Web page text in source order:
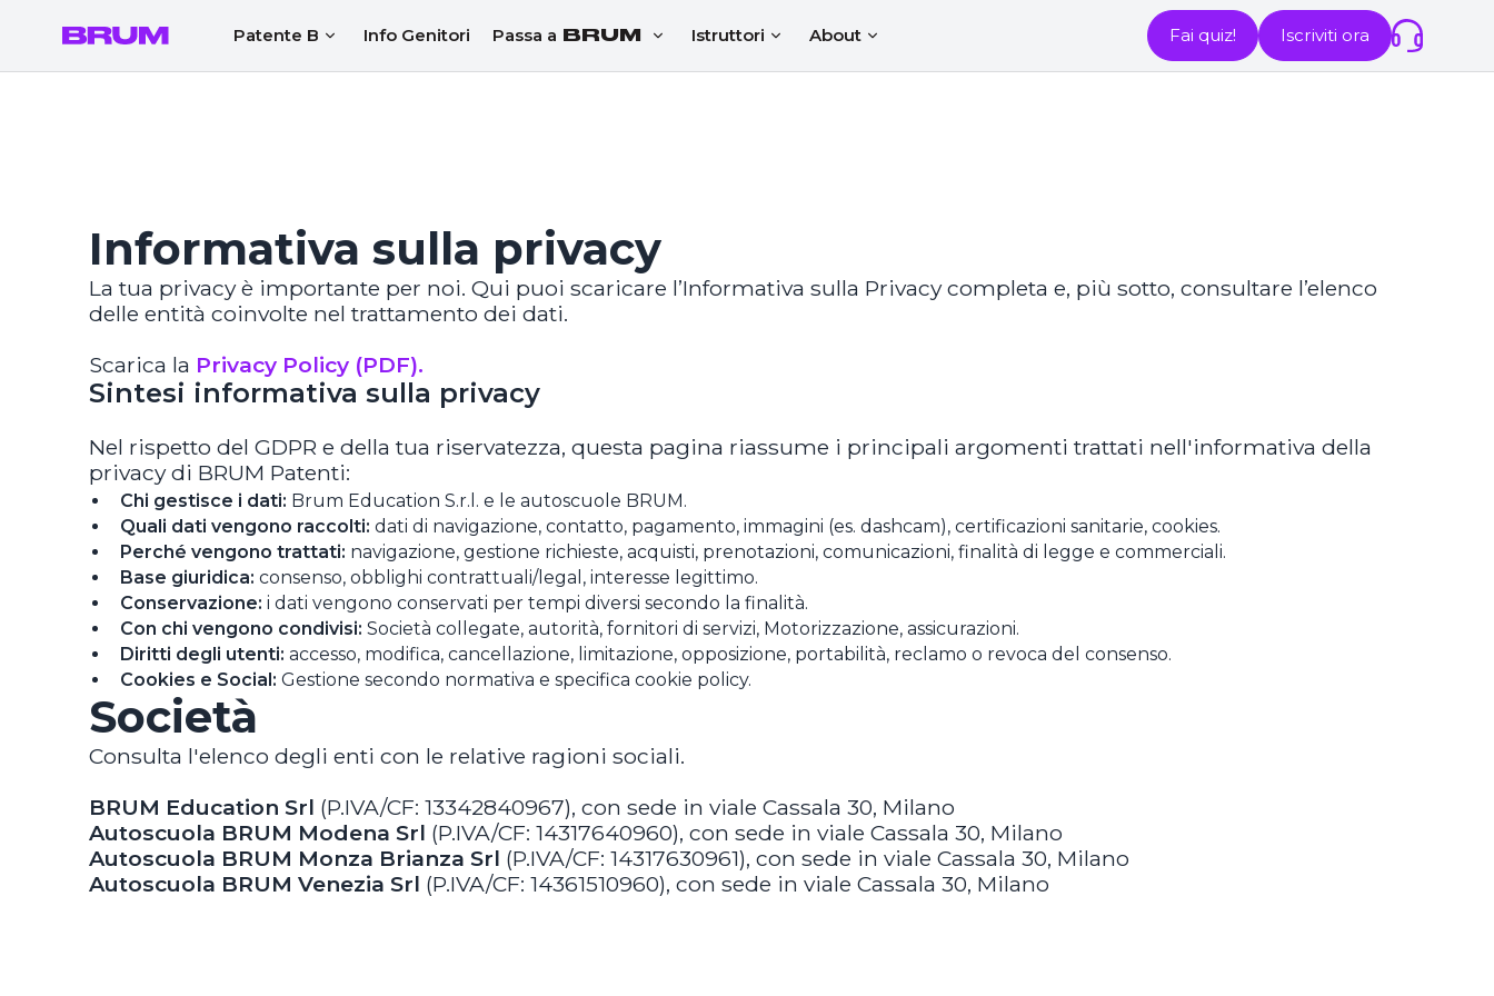
Patente B Info Genitori Passa a BRUM Istruttori About Fai quiz! Iscriviti ora
Informativa sulla privacy
La tua privacy è importante per noi. Qui puoi scaricare l’Informativa sulla Privacy completa e, più sotto, consultare l’elenco
delle entità coinvolte nel trattamento dei dati.
Scarica la Privacy Policy (PDF).
Sintesi informativa sulla privacy
Nel rispetto del GDPR e della tua riservatezza, questa pagina riassume i principali argomenti trattati nell'informativa della
privacy di BRUM Patenti:
Chi gestisce i dati: Brum Education S.r.l. e le autoscuole BRUM.
Quali dati vengono raccolti: dati di navigazione, contatto, pagamento, immagini (es. dashcam), certificazioni sanitarie, cookies.
Perché vengono trattati: navigazione, gestione richieste, acquisti, prenotazioni, comunicazioni, finalità di legge e commerciali.
Base giuridica: consenso, obblighi contrattuali/legal, interesse legittimo.
Conservazione: i dati vengono conservati per tempi diversi secondo la finalità.
Con chi vengono condivisi: Società collegate, autorità, fornitori di servizi, Motorizzazione, assicurazioni.
Diritti degli utenti: accesso, modifica, cancellazione, limitazione, opposizione, portabilità, reclamo o revoca del consenso.
Cookies e Social: Gestione secondo normativa e specifica cookie policy.
Società
Consulta l'elenco degli enti con le relative ragioni sociali.
BRUM Education Srl (P.IVA/CF: 13342840967), con sede in viale Cassala 30, Milano
Autoscuola BRUM Modena Srl (P.IVA/CF: 14317640960), con sede in viale Cassala 30, Milano
Autoscuola BRUM Monza Brianza Srl (P.IVA/CF: 14317630961), con sede in viale Cassala 30, Milano
Autoscuola BRUM Venezia Srl (P.IVA/CF: 14361510960), con sede in viale Cassala 30, Milano